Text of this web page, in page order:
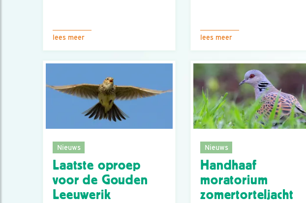
lees meer lees meer
Nieuws
Laatste oproep
voor de Gouden
Leeuwerik
Nieuws
Handhaaf
moratorium
zomertorteljacht